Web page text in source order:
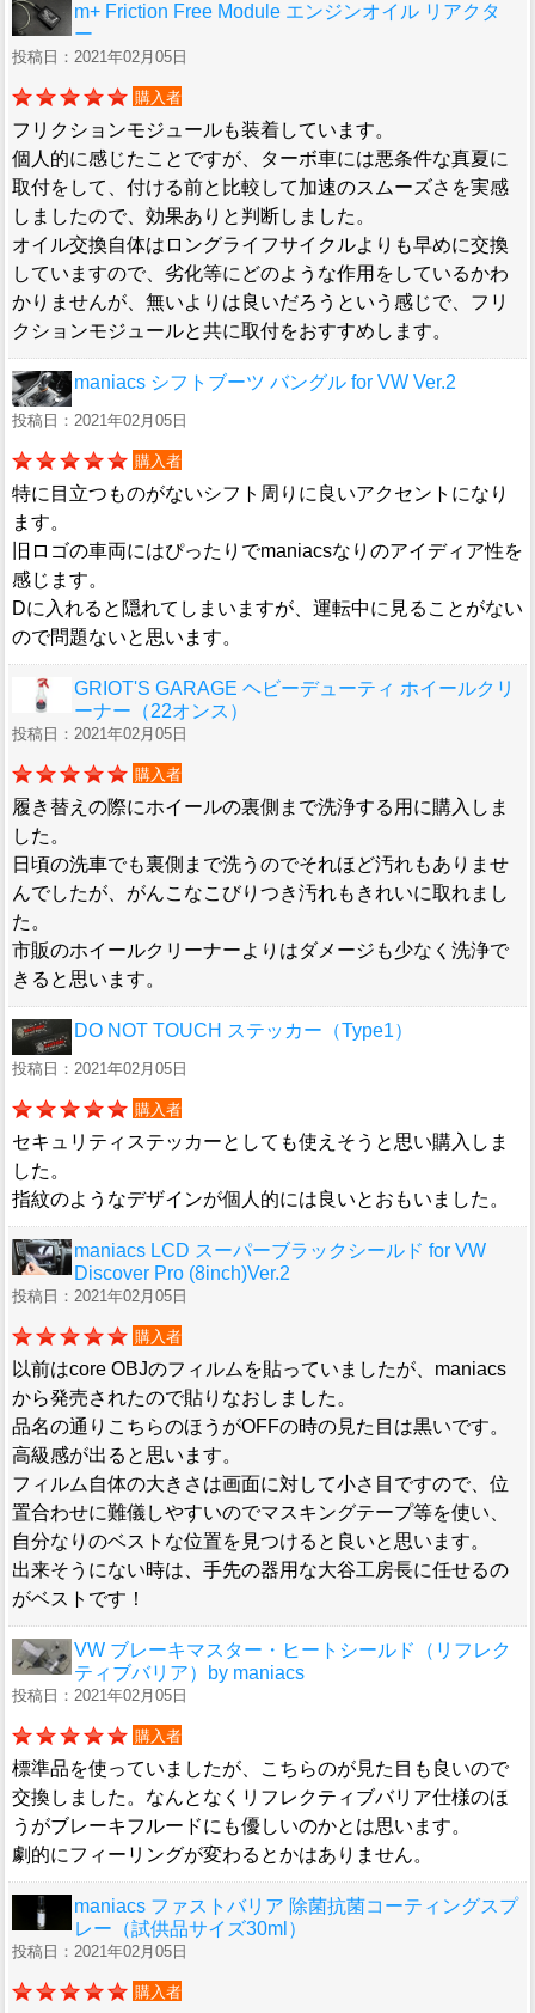
m+ Friction Free Module エンジンオイル リアクタ
ー
投稿日：2021年02月05日
購入者
フリクションモジュールも装着しています。
個人的に感じたことですが、ターボ車には悪条件な真夏に
取付をして、付ける前と比較して加速のスムーズさを実感
しましたので、効果ありと判断しました。
オイル交換自体はロングライフサイクルよりも早めに交換
していますので、劣化等にどのような作用をしているかわ
かりませんが、無いよりは良いだろうという感じで、フリ
クションモジュールと共に取付をおすすめします。
maniacs シフトブーツ バングル for VW Ver.2
投稿日：2021年02月05日
購入者
特に目立つものがないシフト周りに良いアクセントになり
ます。
旧ロゴの車両にはぴったりでmaniacsなりのアイディア性を
感じます。
Dに入れると隠れてしまいますが、運転中に見ることがない
ので問題ないと思います。
GRIOT'S GARAGE ヘビーデューティ ホイールクリ
ーナー（22オンス）
投稿日：2021年02月05日
購入者
履き替えの際にホイールの裏側まで洗浄する用に購入しま
した。
日頃の洗車でも裏側まで洗うのでそれほど汚れもありませ
んでしたが、がんこなこびりつき汚れもきれいに取れまし
た。
市販のホイールクリーナーよりはダメージも少なく洗浄で
きると思います。
DO NOT TOUCH ステッカー（Type1）
投稿日：2021年02月05日
購入者
セキュリティステッカーとしても使えそうと思い購入しま
した。
指紋のようなデザインが個人的には良いとおもいました。
maniacs LCD スーパーブラックシールド for VW
Discover Pro (8inch)Ver.2
投稿日：2021年02月05日
購入者
以前はcore OBJのフィルムを貼っていましたが、maniacs
から発売されたので貼りなおしました。
品名の通りこちらのほうがOFFの時の見た目は黒いです。
高級感が出ると思います。
フィルム自体の大きさは画面に対して小さ目ですので、位
置合わせに難儀しやすいのでマスキングテープ等を使い、
自分なりのベストな位置を見つけると良いと思います。
出来そうにない時は、手先の器用な大谷工房長に任せるの
がベストです！
VW ブレーキマスター・ヒートシールド（リフレク
ティブバリア）by maniacs
投稿日：2021年02月05日
購入者
標準品を使っていましたが、こちらのが見た目も良いので
交換しました。なんとなくリフレクティブバリア仕様のほ
うがブレーキフルードにも優しいのかとは思います。
劇的にフィーリングが変わるとかはありません。
maniacs ファストバリア 除菌抗菌コーティングスプ
レー（試供品サイズ30ml）
投稿日：2021年02月05日
購入者